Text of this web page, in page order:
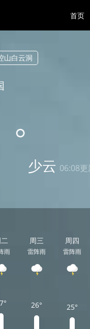
首页
山白云洞
少云 06:08
雨
周三
雷阵雨
26°
周四
雷阵雨
25°